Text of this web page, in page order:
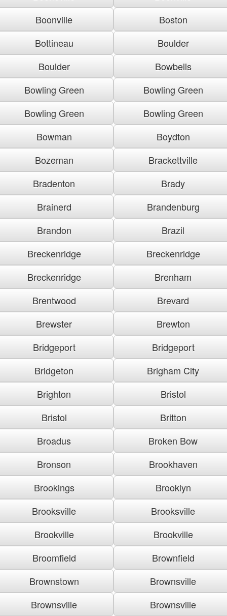
Boonville
Boston
Bottineau
Boulder
Boulder
Bowbells
Bowling Green
Bowling Green
Bowling Green
Bowling Green
Bowman
Boydton
Bozeman
Brackettville
Bradenton
Brady
Brainerd
Brandenburg
Brandon
Brazil
Breckenridge
Breckenridge
Breckenridge
Brenham
Brentwood
Brevard
Brewster
Brewton
Bridgeport
Bridgeport
Bridgeton
Brigham City
Brighton
Bristol
Bristol
Britton
Broadus
Broken Bow
Bronson
Brookhaven
Brookings
Brooklyn
Brooksville
Brooksville
Brookville
Brookville
Broomfield
Brownfield
Brownstown
Brownsville
Brownsville
Brownsville